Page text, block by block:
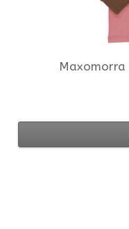
Maxomorra